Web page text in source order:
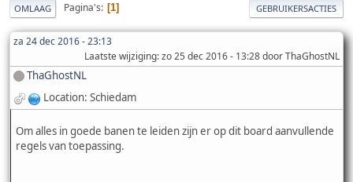
OMLAAG Pagina's 1 GEBRUIKERSACTIES
za 24 dec 2016 - 23:13
Laatste wijziging: zo 25 dec 2016 - 13:28 door ThaGhostNL
ThaGhostNL
Location: Schiedam
Om alles in goede banen te leiden zijn er op dit board aanvullende
regels van toepassing.